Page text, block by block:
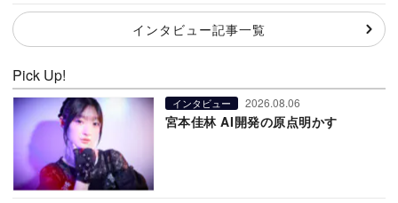
インタビュー記事一覧
Pick Up!
インタビュー 2026.08.06
宮本佳林 AI開発の原点明かす